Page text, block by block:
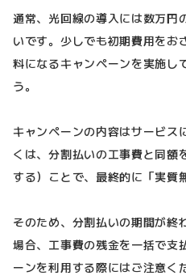
通常、光回線の導入には数万円
いです。少しでも初期費用をお
料になるキャンペーンを実施し
う。
キャンペーンの内容はサービス
くは、分割払いの工事費と同額
する）ことで、最終的に「実質
そのため、分割払いの期間が終
場合、工事費の残金を一括で支
ーンを利用する際にはご注意く